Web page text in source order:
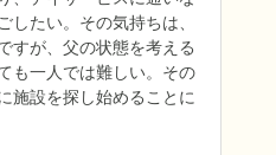
たい。その気持ちは、
すが、父の状態を考える
も一人では難しい。その
施設を探し始めることに